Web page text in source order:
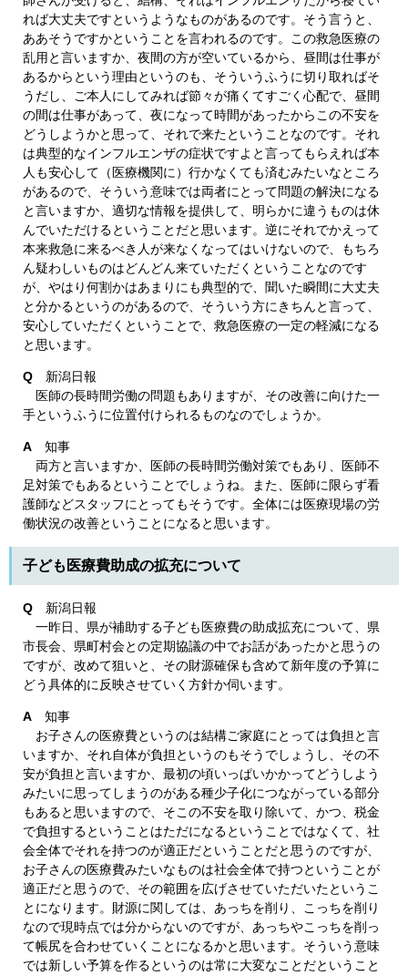
れば大丈夫ですというようなものがあるのです。そう言うと、
ああそうですかということを言われるのです。この救急医療の
乱用と言いますか、夜間の方が空いているから、昼間は仕事が
あるからという理由というのも、そういうふうに切り取ればそ
うだし、ご本人にしてみれば節々が痛くてすごく心配で、昼間
の間は仕事があって、夜になって時間があったからこの不安を
どうしようかと思って、それで来たということなのです。それ
は典型的なインフルエンザの症状ですよと言ってもらえれば本
人も安心して（医療機関に）行かなくても済むみたいなところ
があるので、そういう意味では両者にとって問題の解決になる
と言いますか、適切な情報を提供して、明らかに違うものは休
んでいただけるということだと思います。逆にそれでかえって
本来救急に来るべき人が来なくなってはいけないので、もちろ
ん疑わしいものはどんどん来ていただくということなのです
が、やはり何割かはあまりにも典型的で、聞いた瞬間に大丈夫
と分かるというのがあるので、そういう方にきちんと言って、
安心していただくということで、救急医療の一定の軽減になる
と思います。
Q 新潟日報
医師の長時間労働の問題もありますが、その改善に向けた一
手というふうに位置付けられるものなのでしょうか。
A 知事
両方と言いますか、医師の長時間労働対策でもあり、医師不
足対策でもあるということでしょうね。また、医師に限らず看
護師などスタッフにとってもそうです。全体には医療現場の労
働状況の改善ということになると思います。
子ども医療費助成の拡充について
Q 新潟日報
一昨日、県が補助する子ども医療費の助成拡充について、県
市長会、県町村会との定期協議の中でお話があったかと思うの
ですが、改めて狙いと、その財源確保も含めて新年度の予算に
どう具体的に反映させていく方針か伺います。
A 知事
お子さんの医療費というのは結構ご家庭にとっては負担と言
いますか、それ自体が負担というのもそうでしょうし、その不
安が負担と言いますか、最初の頃いっぱいかかってどうしよう
みたいに思ってしまうのがある種少子化につながっている部分
もあると思いますので、そこの不安を取り除いて、かつ、税金
で負担するということはただになるということではなくて、社
会全体でそれを持つのが適正だということだと思うのですが、
お子さんの医療費みたいなものは社会全体で持つということが
適正だと思うので、その範囲を広げさせていただいたというこ
とになります。財源に関しては、あっちを削り、こっちを削り
なので現時点では分からないのですが、あっちやこっちを削っ
て帳尻を合わせていくことになるかと思います。そういう意味
では新しい予算を作るというのは常に大変なことだということ